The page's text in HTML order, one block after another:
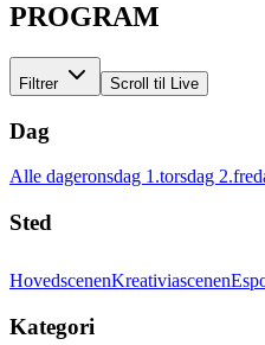
PROGRAM
Filtrer Scroll til Live
Dag
Alle dageronsdag 1.torsdag 2.
Sted
HovedscenenKreativiascenen
Kategori